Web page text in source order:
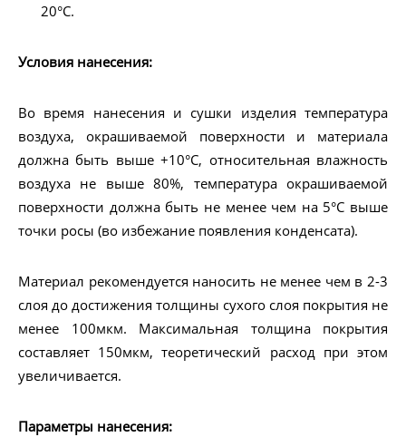
20°С.
Условия нанесения:
Во время нанесения и сушки изделия температура
воздуха, окрашиваемой поверхности и материала
должна быть выше +10°С, относительная влажность
воздуха не выше 80%, температура окрашиваемой
поверхности должна быть не менее чем на 5°С выше
точки росы (во избежание появления конденсата).
Материал рекомендуется наносить не менее чем в 2-3
слоя до достижения толщины сухого слоя покрытия не
менее 100мкм. Максимальная толщина покрытия
составляет 150мкм, теоретический расход при этом
увеличивается.
Параметры нанесения: